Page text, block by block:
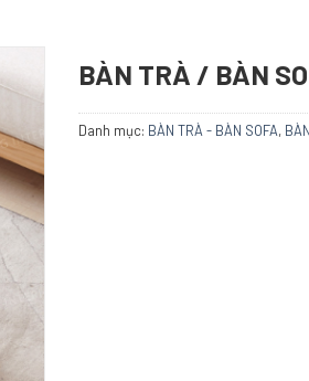
BÀN TRÀ / BÀN
Danh mục: BÀN TRÀ - BÀN SOFA,